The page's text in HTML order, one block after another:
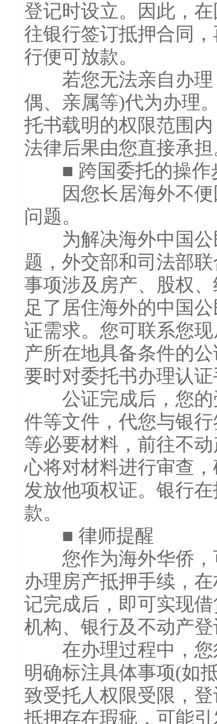
登记时设立。因此，
往银行签订抵押合同
行便可放款。
若您无法亲自办理
偶、亲属等)代为办理
托书载明的权限范围
法律后果由您直接承
■ 跨国委托的操作
因您长居海外不便
问题。
为解决海外中国公
题，外交部和司法部
事项涉及房产、股权
足了居住海外的中国
证需求。您可联系您
产所在地具备条件的
要时对委托书办理认
公证完成后，您的
件等文件，代您与银
等必要材料，前往不
心将对材料进行审查
发放他项权证。银行
款。
■ 律师提醒
您作为海外华侨，
办理房产抵押手续，
记完成后，即可实现
机构、银行及不动产
在办理过程中，您
明确标注具体事项(如
致受托人权限受限，
抵押存在瑕疵，可能